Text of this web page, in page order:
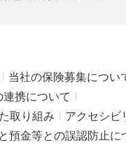
当社の保険募集につい
携について
取り組み
アクセシビ
預金等との誤認防止に